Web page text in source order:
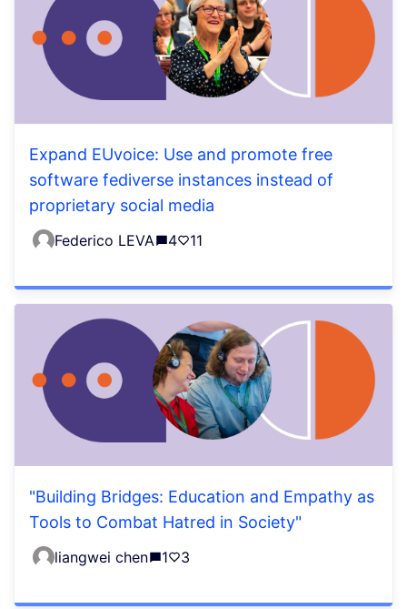
Expand EUvoice: Use and promote free
software fediverse instances instead of
proprietary social media
Federico LEVA 4 11
"Building Bridges: Education and Empathy as
Tools to Combat Hatred in Society"
liangwei chen 1 3